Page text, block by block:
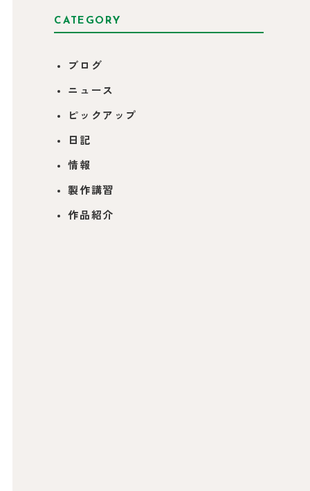
CATEGORY
ブログ
ニュース
ピックアップ
日記
情報
製作講習
作品紹介